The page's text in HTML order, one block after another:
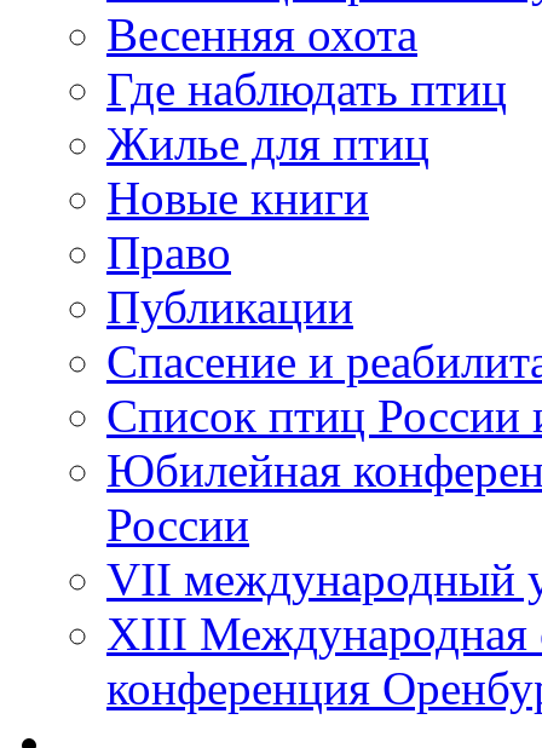
Весенняя охота
Где наблюдать птиц
Жилье для птиц
Новые книги
Право
Публикации
Спасение и
Список птиц России
Юбилейная
России
VII международный
XIII Международная
конференция